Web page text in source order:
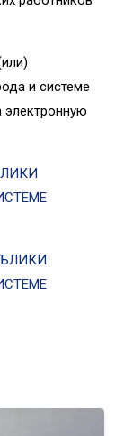
и системе
электронную